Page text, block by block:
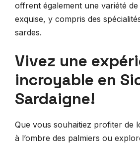
offrent également une variété
exquise, y compris des
sardes.
Vivez une
incroyable en
Sardaigne!
Que vous souhaitiez profiter de
à l’ombre des palmiers ou